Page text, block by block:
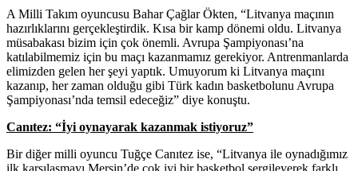
A Milli Takım oyuncusu Bahar Çağlar Ökten, “Litvanya maçının
hazırlıklarını gerçekleştirdik. Kısa bir kamp dönemi oldu. Litvanya
müsabakası bizim için çok önemli. Avrupa Şampiyonası’na
katılabilmemiz için bu maçı kazanmamız gerekiyor. Antrenmanlarda
elimizden gelen her şeyi yaptık. Umuyorum ki Litvanya maçını
kazanıp, her zaman olduğu gibi Türk kadın basketbolunu Avrupa
Şampiyonası’nda temsil edeceğiz” diye konuştu.
Canıtez: “İyi oynayarak kazanmak istiyoruz”
Bir diğer milli oyuncu Tuğçe Canıtez ise, “Litvanya ile oynadığımız
ilk karşılaşmayı Mersin’de çok iyi bir basketbol sergileyerek farklı